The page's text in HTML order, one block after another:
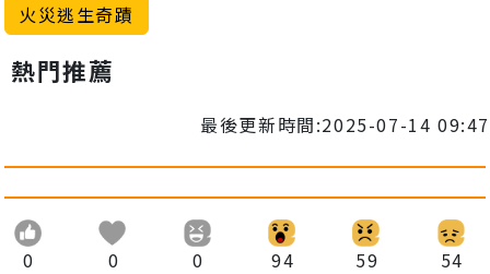
火災逃生奇蹟
熱門推薦
最後更新時間:2025-07-14 09:47
0 0 0 94 59 54